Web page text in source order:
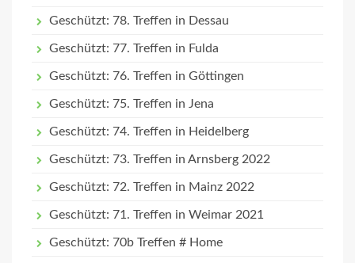
Geschützt: 78. Treffen in Dessau
Geschützt: 77. Treffen in Fulda
Geschützt: 76. Treffen in Göttingen
Geschützt: 75. Treffen in Jena
Geschützt: 74. Treffen in Heidelberg
Geschützt: 73. Treffen in Arnsberg 2022
Geschützt: 72. Treffen in Mainz 2022
Geschützt: 71. Treffen in Weimar 2021
Geschützt: 70b Treffen # Home